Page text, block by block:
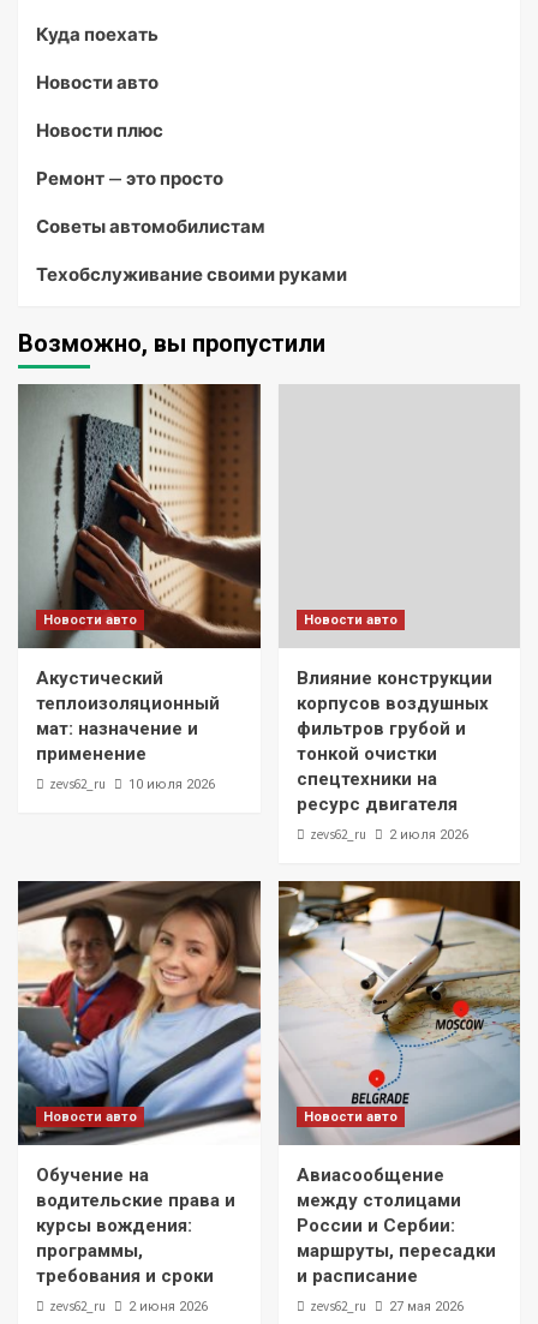
Куда поехать
Новости авто
Новости плюс
Ремонт — это просто
Советы автомобилистам
Техобслуживание своими руками
Возможно, вы пропустили
Новости авто
Акустический
теплоизоляционный
мат: назначение и
применение
zevs62_ru 10 июля 2026
Новости авто
Влияние конструкции
корпусов воздушных
фильтров грубой и
тонкой очистки
спецтехники на
ресурс двигателя
zevs62_ru 2 июля 2026
Новости авто
Обучение на
водительские права и
курсы вождения:
программы,
требования и сроки
zevs62_ru 2 июня 2026
Новости авто
Авиасообщение
между столицами
России и Сербии:
маршруты, пересадки
и расписание
zevs62_ru 27 мая 2026